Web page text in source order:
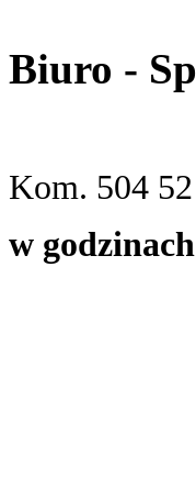
Biuro -
Kom. 504
w